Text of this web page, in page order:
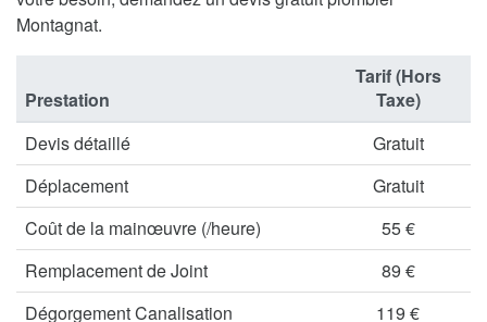
Montagnat.
Prestation
Tarif (Hors
Taxe)
Devis détaillé
Gratuit
Déplacement
Gratuit
Coût de la mainœuvre (/heure)
55 €
Remplacement de Joint
89 €
Dégorgement Canalisation
119 €